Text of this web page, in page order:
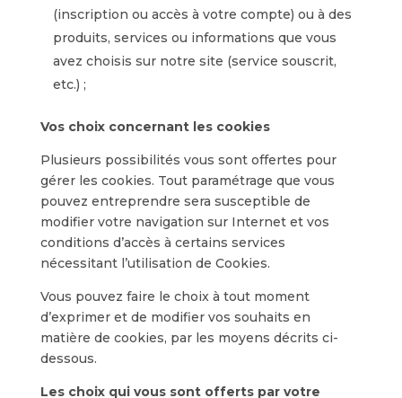
(inscription ou accès à votre compte) ou à des
produits, services ou informations que vous
avez choisis sur notre site (service souscrit,
etc.) ;
Vos choix concernant les cookies
Plusieurs possibilités vous sont offertes pour
gérer les cookies. Tout paramétrage que vous
pouvez entreprendre sera susceptible de
modifier votre navigation sur Internet et vos
conditions d’accès à certains services
nécessitant l’utilisation de Cookies.
Vous pouvez faire le choix à tout moment
d’exprimer et de modifier vos souhaits en
matière de cookies, par les moyens décrits ci-
dessous.
Les choix qui vous sont offerts par votre